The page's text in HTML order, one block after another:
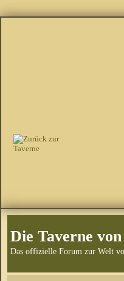
Die Taverne
Das offizielle Forum zur Welt